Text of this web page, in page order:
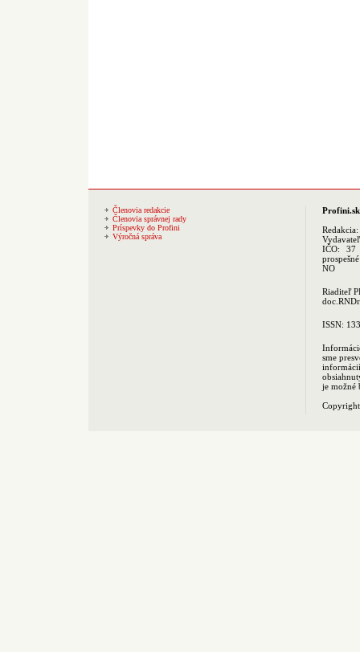
Členovia redakcie
Členovia správnej rady
Príspevky do Profini
Výročná správa
Profini.sk
Redakcia:
IČO: 37
NO
Riaditeľ
ISSN:
sme
je možné